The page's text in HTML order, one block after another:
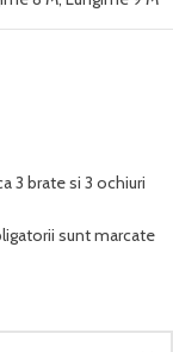
3 brate si 3 ochiuri
sunt marcate